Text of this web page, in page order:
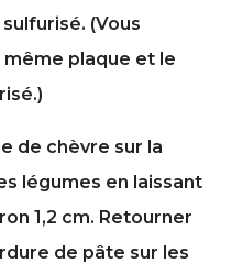
(Vous
plaque et le
de chèvre sur la
légumes en laissant
1,2 cm. Retourner
de pâte sur les